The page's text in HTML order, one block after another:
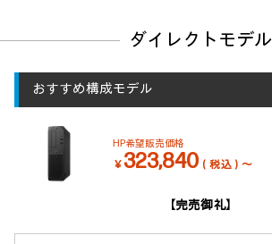
ダイレクトモデル
おすすめ構成モデル
HP希望販売価格
￥ 323,840 （税込）～
【完売御礼】